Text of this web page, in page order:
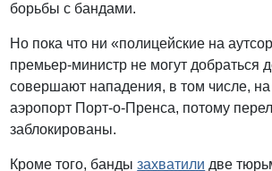
борьбы с бандами.
Но пока что ни «полицейские на
премьер-министр не могут добраться
совершают нападения, в том числе,
аэропорт Порт-о-Пренса, потому
заблокированы.
Кроме того, бандызахватили две